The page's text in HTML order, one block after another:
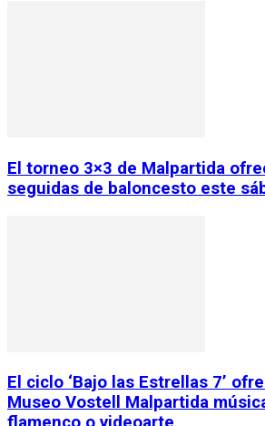
El torneo 3×3 de Malpartida
seguidas de baloncesto este
El ciclo ‘Bajo las Estrellas 7’
Museo Vostell Malpartida